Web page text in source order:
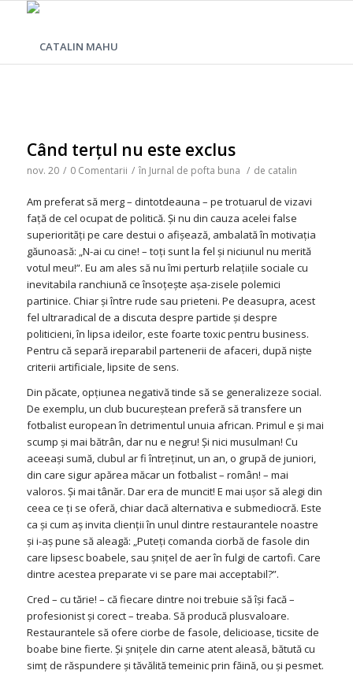
Când terţul nu este exclus
nov. 20 / 0 Comentarii / în Jurnal de pofta buna / de catalin
Am preferat să merg – dintotdeauna – pe trotuarul de vizavi
faţă de cel ocupat de politică. Şi nu din cauza acelei false
superiorităţi pe care destui o afişează, ambalată în motivaţia
găunoasă: „N-ai cu cine! – toţi sunt la fel şi niciunul nu merită
votul meu!”. Eu am ales să nu îmi perturb relaţiile sociale cu
inevitabila ranchiună ce însoţeşte aşa-zisele polemici
partinice. Chiar şi între rude sau prieteni. Pe deasupra, acest
fel ultraradical de a discuta despre partide şi despre
politicieni, în lipsa ideilor, este foarte toxic pentru business.
Pentru că separă ireparabil partenerii de afaceri, după nişte
criterii artificiale, lipsite de sens.
Din păcate, opţiunea negativă tinde să se generalizeze social.
De exemplu, un club bucureştean preferă să transfere un
fotbalist european în detrimentul unuia african. Primul e şi mai
scump şi mai bătrân, dar nu e negru! Şi nici musulman! Cu
aceeaşi sumă, clubul ar fi întreţinut, un an, o grupă de juniori,
din care sigur apărea măcar un fotbalist – român! – mai
valoros. Şi mai tânăr. Dar era de muncit! E mai uşor să alegi din
ceea ce ţi se oferă, chiar dacă alternativa e submediocră. Este
ca şi cum aş invita clienţii în unul dintre restaurantele noastre
şi i-aş pune să aleagă: „Puteţi comanda ciorbă de fasole din
care lipsesc boabele, sau şniţel de aer în fulgi de cartofi. Care
dintre acestea preparate vi se pare mai acceptabil?”.
Cred – cu tărie! – că fiecare dintre noi trebuie să îşi facă –
profesionist şi corect – treaba. Să producă plusvaloare.
Restaurantele să ofere ciorbe de fasole, delicioase, ticsite de
boabe bine fierte. Şi şniţele din carne atent aleasă, bătută cu
simţ de răspundere şi tăvălită temeinic prin făină, ou şi pesmet.